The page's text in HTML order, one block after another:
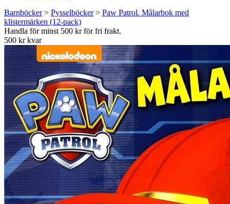
Barnböcker> Pysselböcker> Paw Patrol. Målarbok med
klistermärken (12-pack)
Handla för minst 500 kr för fri frakt.
500 kr kvar